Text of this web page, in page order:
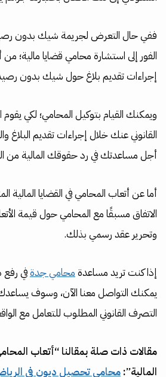
ففي حال التعرض لجريمة شيك بدون
الفور إلى استشارة محامي قضايا مالية؛
إجراءات تقديم بلاغ حول شيك بدون
ويمكنك القيام بتوكيل المحامي؛ لكي
القانوني عنك خلال إجراءات تقديم البلاغ
أجل مساعدتك في رد حقوقك المالية من
أما عن أتعاب المحامي في القضايا المالية
الاتفاق مسبقًا مع المحامي حول قيمة
وتحرير عقد رسمي بذلك.
إذا كنت تريد مساعدة محامي جدةفي
يمكنك التواصل معنا الآن، وسوف
التصرف القانوني المطلوب للتعامل مع
مقالات ذات صلة بمقالنا “أتعاب
المالية”: محامي تحصيل ديون في